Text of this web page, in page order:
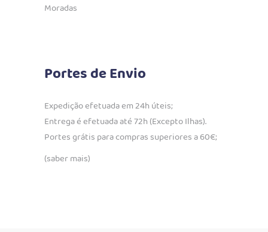
Moradas
Portes de Envio
Expedição efetuada em 24h úteis;
Entrega é efetuada até 72h (Excepto Ilhas).
Portes grátis para compras superiores a 60€;
(saber mais)